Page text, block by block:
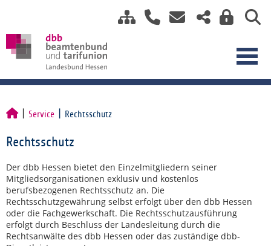
Service Rechtsschutz
Rechtsschutz
Der dbb Hessen bietet den Einzelmitgliedern seiner
Mitgliedsorganisationen exklusiv und kostenlos
berufsbezogenen Rechtsschutz an. Die
Rechtsschutzgewährung selbst erfolgt über den dbb Hessen
oder die Fachgewerkschaft. Die Rechtsschutzausführung
erfolgt durch Beschluss der Landesleitung durch die
Rechtsanwälte des dbb Hessen oder das zuständige dbb-